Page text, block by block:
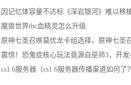
因记忆体容量不达标《深岩银河》难以移
魔兽世界tbc血精灵怎么升级
原神七圣召唤莫优龙卡组选择，原神七圣
震惊！恐鬼症核心玩法竟源自巫师3，开发
cs1.6服务器（cs1.6服务器传播渠道如何了